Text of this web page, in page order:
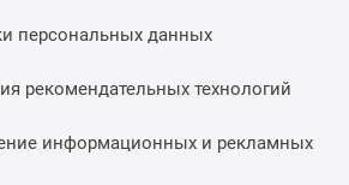
персональных данных
рекомендательных технологий
информационных и рекламных